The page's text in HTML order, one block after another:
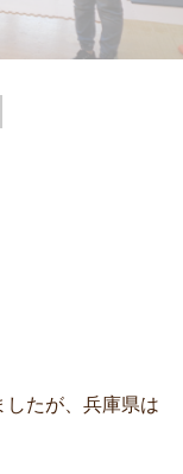
したが、兵庫県は